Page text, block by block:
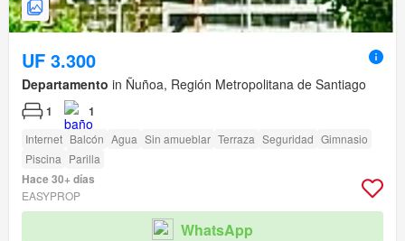
UF 3.300
Departamento in Ñuñoa, Región Metropolitana de Santiago
1 1
Internet Balcón Agua Sin amueblar Terraza Seguridad Gimnasio
Piscina Parilla
Hace 30+ días
EASYPROP
WhatsApp